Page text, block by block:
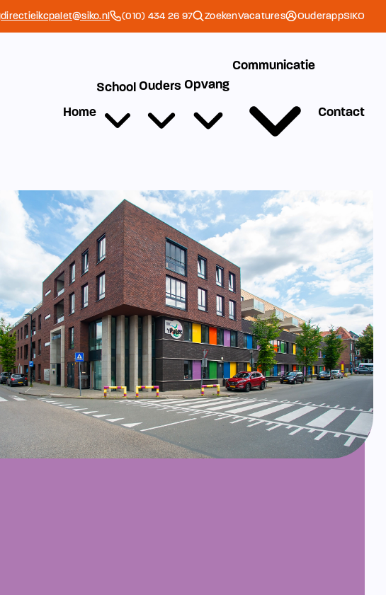
directieikcpalet@siko.nl (010) 434 26 97 ZoekenVacatures OuderappSIKO
Home
School Ouders Opvang
Communicatie
Contact